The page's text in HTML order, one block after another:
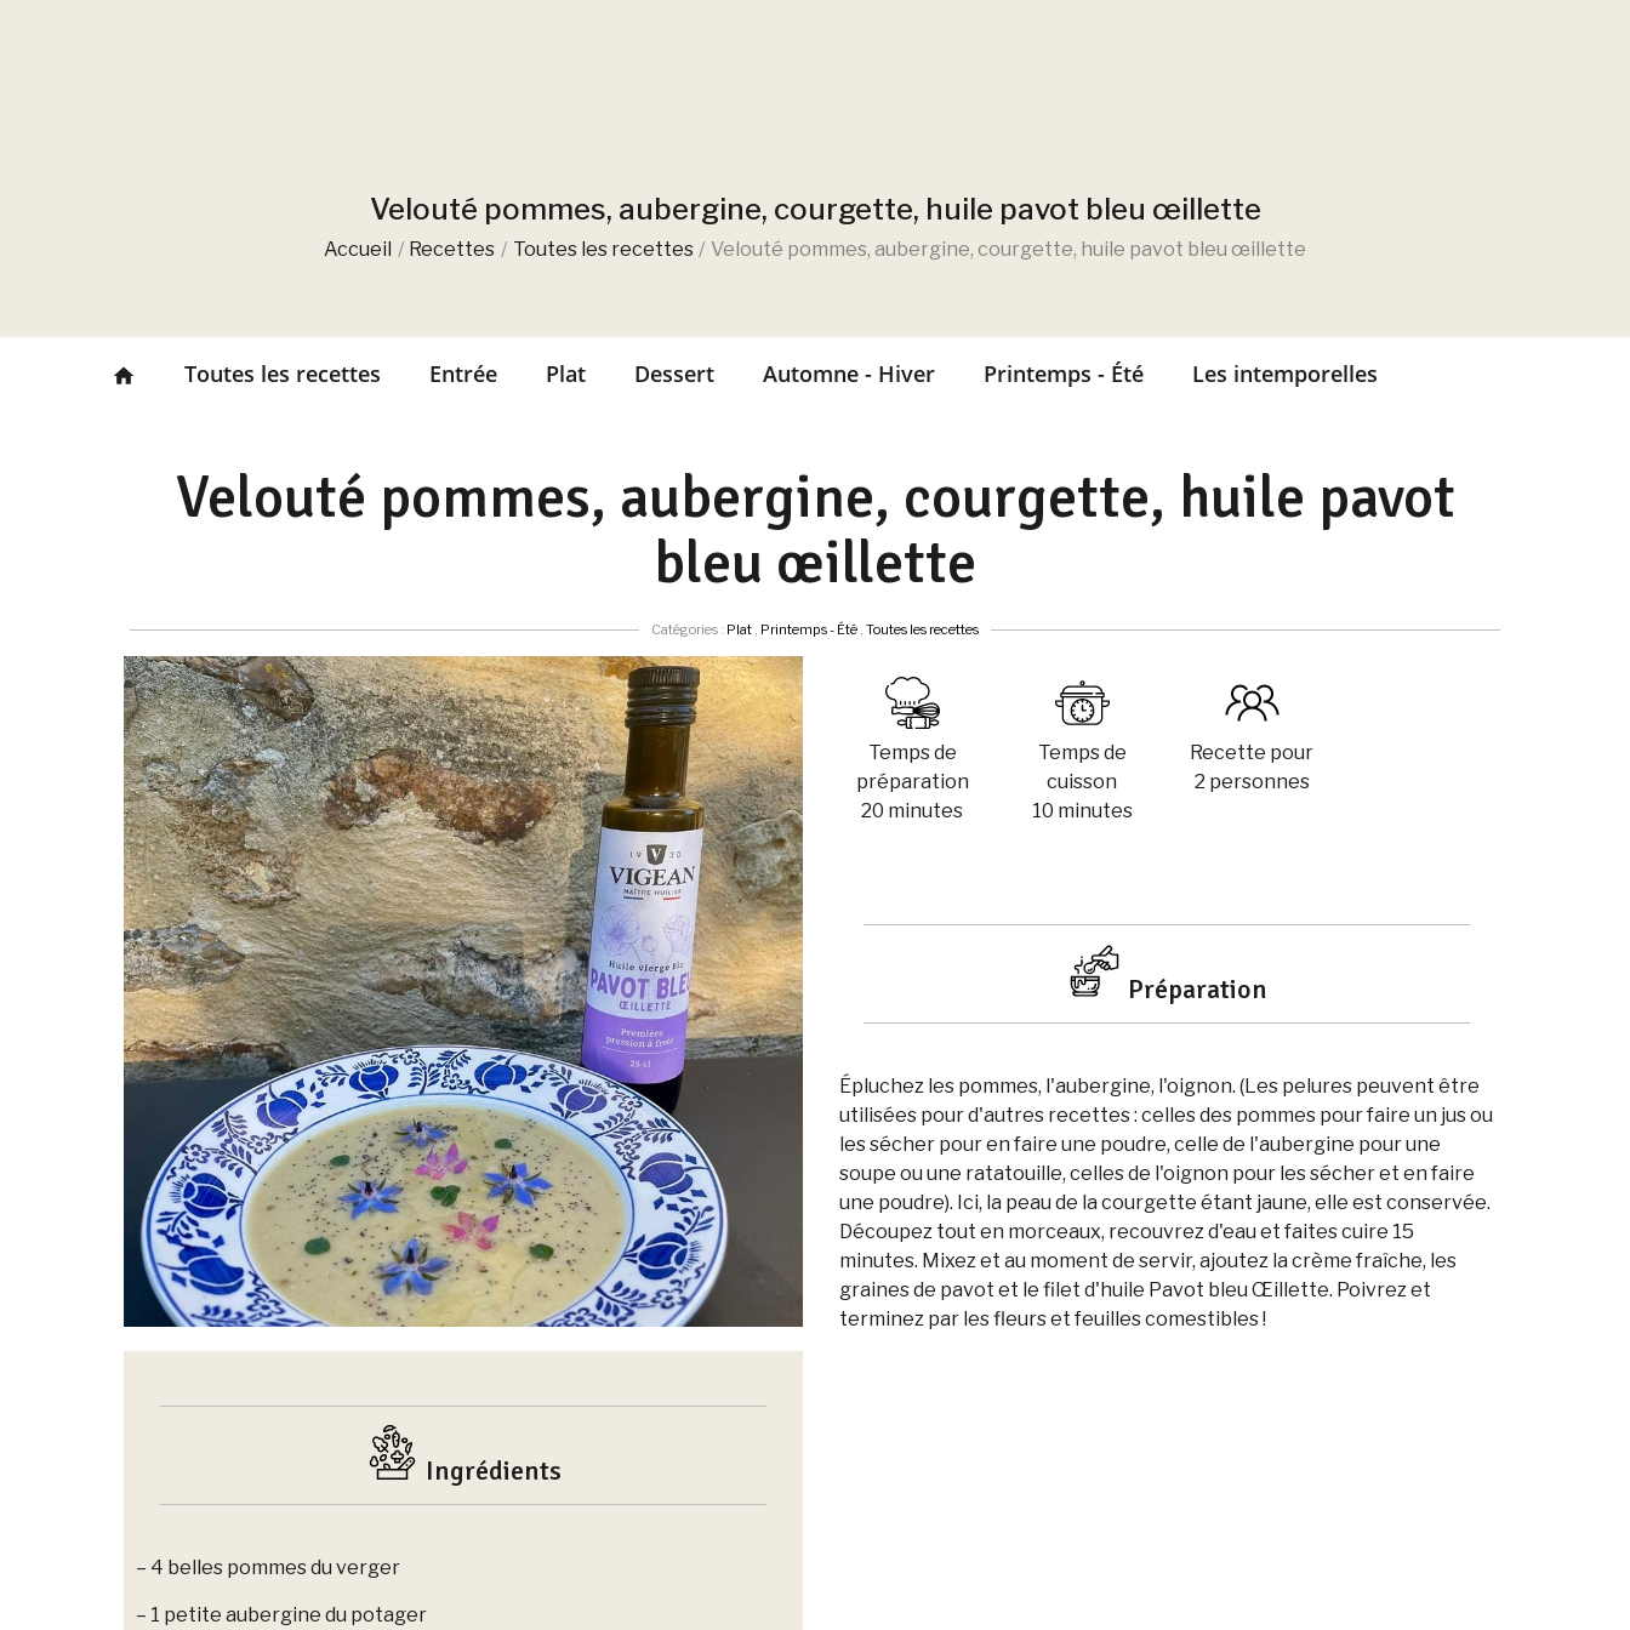
Velouté pommes, aubergine, courgette, huile pavot bleu œillette
Accueil Recettes Toutes les recettes Velouté pommes, aubergine, courgette, huile pavot bleu œillette
home Toutes les recettes Entrée Plat Dessert Automne - Hiver Printemps - Été Les intemporelles
Velouté pommes, aubergine, courgette, huile pavot
bleu œillette
Catégories : Plat , Printemps - Été , Toutes les recettes
Ingrédients
– 4 belles pommes du verger
– 1 petite aubergine du potager
Temps de
préparation
20 minutes
Temps de
cuisson
10 minutes
Recette pour
2 personnes
Préparation
Épluchez les pommes, l'aubergine, l'oignon. (Les pelures peuvent être
utilisées pour d'autres recettes : celles des pommes pour faire un jus ou
les sécher pour en faire une poudre, celle de l'aubergine pour une
soupe ou une ratatouille, celles de l'oignon pour les sécher et en faire
une poudre). Ici, la peau de la courgette étant jaune, elle est conservée.
Découpez tout en morceaux, recouvrez d'eau et faites cuire 15
minutes. Mixez et au moment de servir, ajoutez la crème fraîche, les
graines de pavot et le filet d'huile Pavot bleu Œillette. Poivrez et
terminez par les fleurs et feuilles comestibles !